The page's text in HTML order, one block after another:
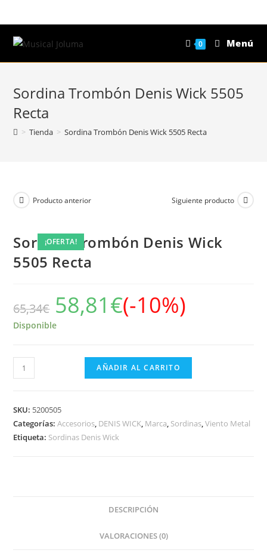
al
contenido
0 Menú
Sordina Trombón Denis Wick 5505
Recta
> Tienda > Sordina Trombón Denis Wick 5505 Recta
¡OFERTA!
Producto anterior Siguiente producto
Sordina Trombón Denis Wick
5505 Recta
65,34€ 58,81€(-10%)
Disponible
Sordina
Trombón
Wick
5505
Recta
AÑADIR AL CARRITO
SKU: 5200505
Categorías:Accesorios, DENIS WICK, Marca, Sordinas,Viento Metal
Etiqueta: Sordinas Denis Wick
DESCRIPCIÓN
VALORACIONES (0)
¡OFERTA!
¡OFERTA!
¡OFERTA!